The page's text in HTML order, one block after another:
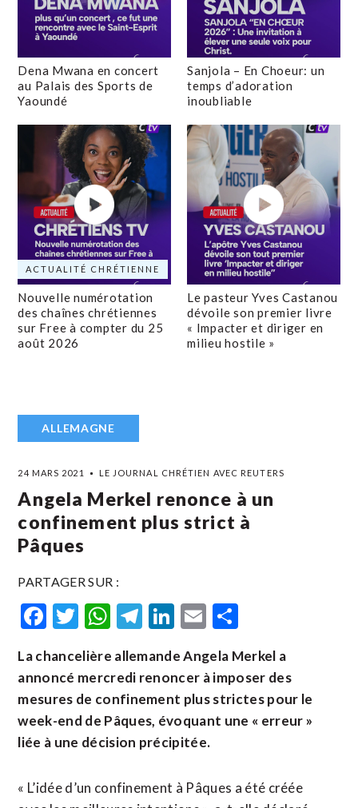
Dena Mwana en concert
au Palais des Sports de
Yaoundé
Sanjola – En Choeur: un
temps d’adoration
inoubliable
ACTUALITÉ CHRÉTIENNE
Nouvelle numérotation
des chaînes chrétiennes
sur Free à compter du 25
août 2026
Le pasteur Yves Castanou
dévoile son premier livre
« Impacter et diriger en
milieu hostile »
ALLEMAGNE
24 MARS 2021 LE JOURNAL CHRÉTIEN AVEC REUTERS
Angela Merkel renonce à un
confinement plus strict à
Pâques
PARTAGER SUR :
Facebook
Twitter
WhatsApp
Telegram
LinkedIn
Email
La chancelière allemande Angela Merkel a
annoncé mercredi renoncer à imposer des
mesures de confinement plus strictes pour le
week-end de Pâques, évoquant une « erreur »
liée à une décision précipitée.
« L’idée d’un confinement à Pâques a été créée